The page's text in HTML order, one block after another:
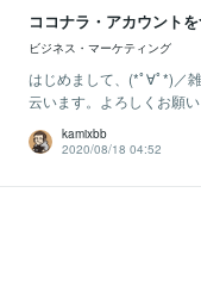
ココナラ・アカウント
ビジネス・マーケティング
はじめまして、(*ﾟ∀ﾟ*)／
云います。よろしくお願
kamixbb
2020/08/18 04:52